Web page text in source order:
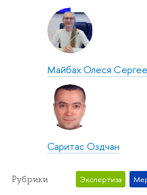
Майбах Олеся
Саритас Оздчан
Рубрики Экспертиза